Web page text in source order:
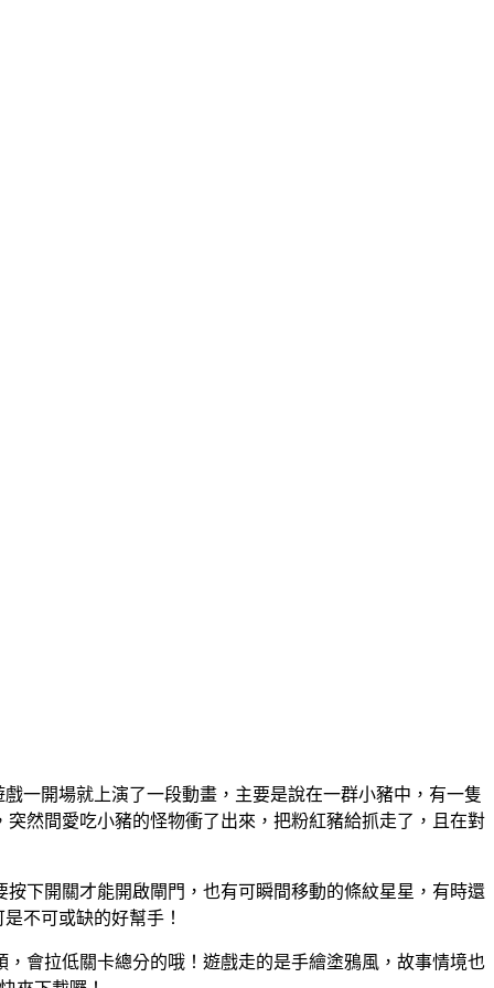
一開場就上演了一段動畫，主要是說在一群小豬中，有一隻
然間愛吃小豬的怪物衝了出來，把粉紅豬給抓走了，且在對
下開關才能開啟閘門，也有可瞬間移動的條紋星星，有時還
不可或缺的好幫手！
會拉低關卡總分的哦！遊戲走的是手繪塗鴉風，故事情境也